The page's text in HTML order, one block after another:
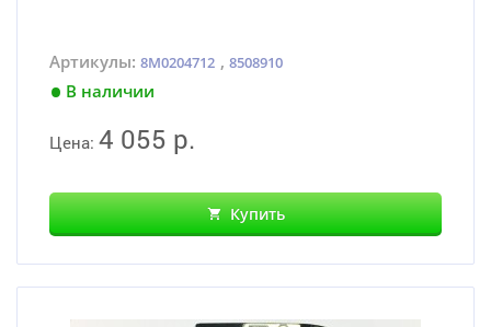
Артикулы: 8M0204712 , 8508910
В наличии
Цена: 4 055 р.
Купить